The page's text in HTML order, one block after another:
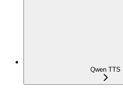
Qwen TTS